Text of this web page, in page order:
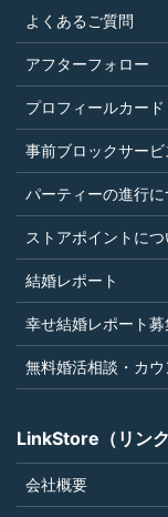
暴力団
く、ま
反行為
いこと
当社の
上問題
と
過去に
止処分
当社の
似のサ
法人ま
でない
よくあるご質問
アフターフォロー
プロフィールカード
事前ブロックサービ
パーティーの進行に
ストアポイントにつ
結婚レポート
幸せ結婚レポート募
無料婚活相談・カ
LinkStore（リン
会社概要